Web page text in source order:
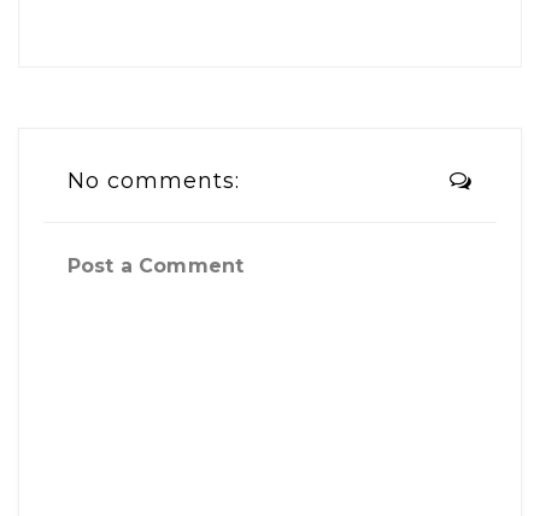
No comments:
Post a Comment